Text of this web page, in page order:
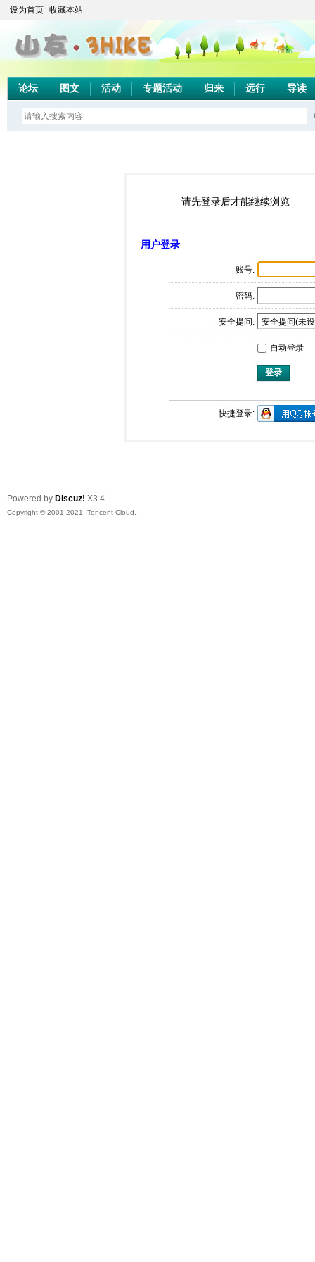
设为首页 收藏本站
论坛 图文 活动 专题活动 归来 远行 导读
请先登录后才能继续浏览
用户登录
账号:
密码:
安全提问:
自动登录
登录
快捷登录:
Powered by Discuz! X3.4
Copyright © 2001-2021, Tencent Cloud.